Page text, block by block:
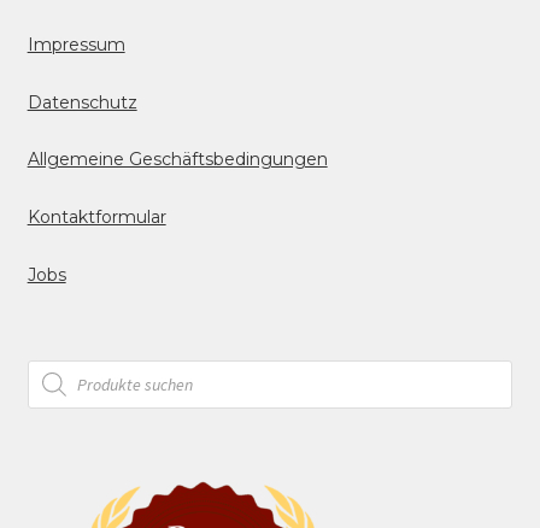
Impressum
Datenschutz
Allgemeine Geschäftsbedingungen
Kontaktformular
Jobs
Products
search